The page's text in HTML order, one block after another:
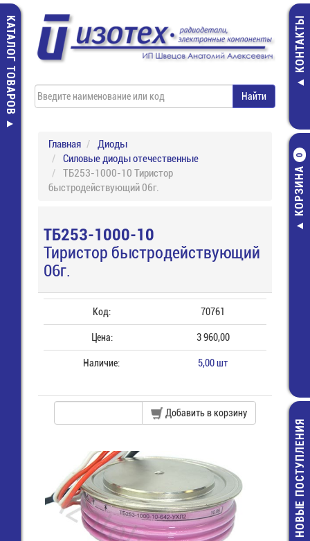
КАТАЛОГ ТОВАРОВ КОНТАКТЫ
КОРЗИНА
0
CBB60A-
мкф-450В-
НОВЫЕ ПОСТУПЛЕНИЯ
Главная
Диоды
Силовые диоды отечественные
ТБ253-1000-10 Тиристор
быстродействующий 06г.
ТБ253-1000-10
Тиристор быстродействующий
06г.
Код: 70761
Цена: 3 960,00
Наличие: 5,00 шт
Добавить в корзину